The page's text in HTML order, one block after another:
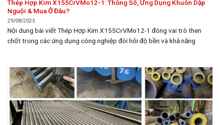
Thép Hợp Kim X155CrVMo12-1: Thông Số, Ứng Dụng Khuôn Dập
Nguội & Mua Ở Đâu?
29/08/2025
Nội dung bài viết Thép Hợp Kim X155CrVMo12-1 đóng vai trò then
chốt trong các ứng dụng công nghiệp đòi hỏi độ bền và khả năng
trọng, quy trình...